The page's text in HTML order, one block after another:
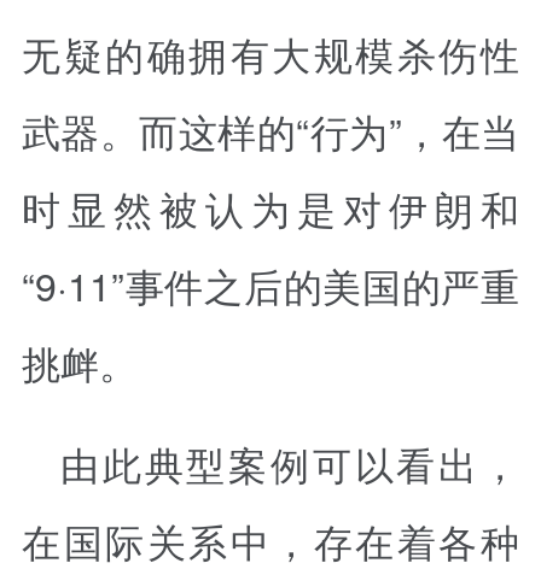
无疑的确拥有大规模杀伤性
武器。而这样的“行为”，在当
时显然被认为是对伊朗和
“9·11”事件之后的美国的严重
挑衅。
由此典型案例可以看出，
在国际关系中，存在着各种